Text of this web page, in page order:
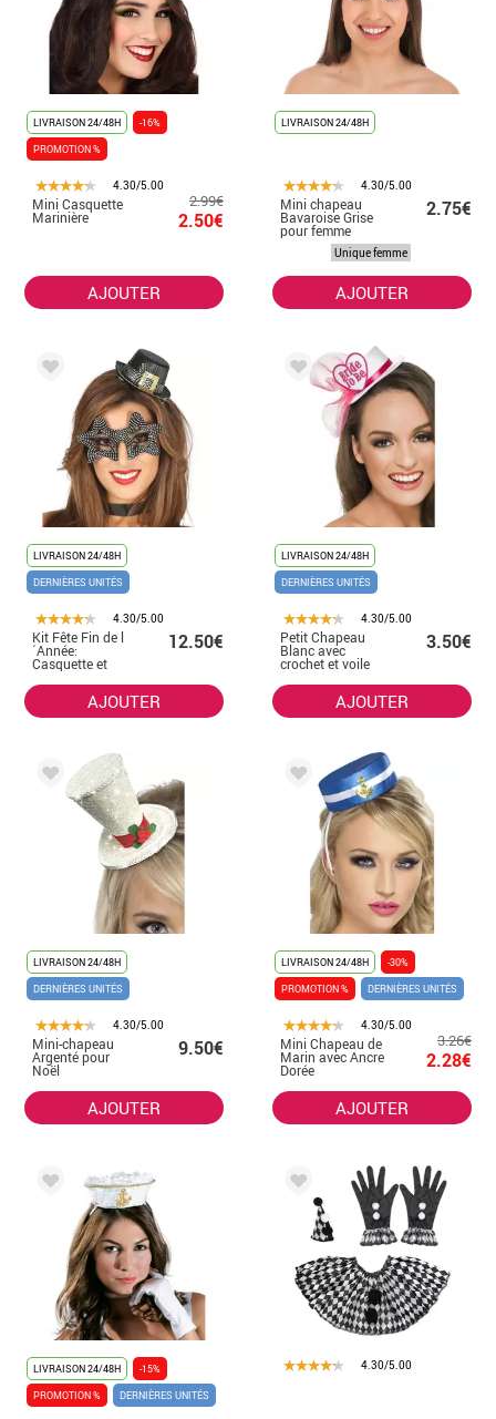
LIVRAISON 24/48H
-16%
PROMOTION %
4.30/5.00
Mini Casquette
Marinière
2.99€
2.50€
AJOUTER
LIVRAISON 24/48H
4.30/5.00
Mini chapeau
Bavaroise Grise
pour femme
2.75€
Unique femme
AJOUTER
LIVRAISON 24/48H
DERNIÈRES UNITÉS
4.30/5.00
Kit Fête Fin de l
´Année:
Casquette et
Lunettes Argent
12.50€
AJOUTER
LIVRAISON 24/48H
DERNIÈRES UNITÉS
4.30/5.00
Petit Chapeau
Blanc avec
crochet et voile
se marier)
3.50€
AJOUTER
LIVRAISON 24/48H
DERNIÈRES UNITÉS
4.30/5.00
Mini-chapeau
Argenté pour
Noël
9.50€
AJOUTER
LIVRAISON 24/48H
-30%
PROMOTION %
DERNIÈRES UNITÉS
4.30/5.00
Mini Chapeau de
Marin avec Ancre
Dorée
3.26€
2.28€
AJOUTER
LIVRAISON 24/48H
-15%
PROMOTION %
DERNIÈRES UNITÉS
4.30/5.00